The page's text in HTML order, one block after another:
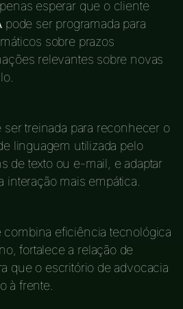
esperar que o cliente
pode ser programada para
sobre prazos
relevantes sobre novas
ser treinada para reconhecer o
linguagem utilizada pelo
de texto ou e-mail, e adaptar
interação mais empática.
combina eficiência tecnológica
fortalece a relação de
que o escritório de advocacia
à frente.